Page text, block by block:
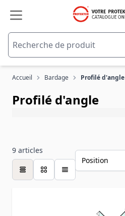
Accueil Bardage Profilé d'angle
Profilé d'angle
9 articles
table